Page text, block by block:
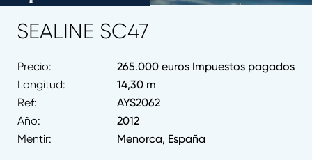
SEALINE SC47
Precio:
265.000 euros Impuestos pagados
Longitud:
14,30 m
Ref:
AYS2062
Año:
2012
Mentir:
Menorca, España